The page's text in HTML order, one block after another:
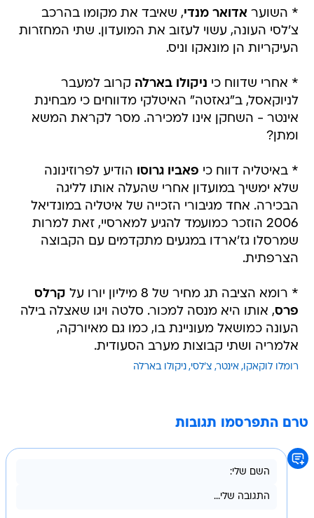
* השוער אדואר מנדי, שאיבד את מקומו בהרכב
צ'לסי העונה, עשוי לעזוב את המועדון. שתי המחזרות
העיקריות הן מונאקו וניס.
* אחרי שדווח כי ניקולו בארלה קרוב למעבר
לניוקאסל, ב"גאזטה" האיטלקי מדווחים כי מבחינת
אינטר - השחקן אינו למכירה. מסר לקראת המשא
ומתן?
* באיטליה דווח כי פאביו גרוסו הודיע לפרוזינונה
שלא ימשיך במועדון אחרי שהעלה אותו לליגה
הבכירה. אחד מגיבורי הזכייה של איטליה במונדיאל
2006 הוזכר כמועמד להגיע למארסיי, זאת למרות
שמרסלו גז'ארדו במגעים מתקדמים עם הקבוצה
הצרפתית.
* רומא הציבה תג מחיר של 8 מיליון יורו על
קרלס
פרס, אותו היא מנסה למכור. סלטה ויגו שאצלה בילה
העונה כמושאל מעוניינת בו, כמו גם מאיורקה,
אלמריה ושתי קבוצות מערב הסעודית.
רומלו לוקאקו אינטר צ'לסי ניקולו בארלה
טרם התפרסמו תגובות